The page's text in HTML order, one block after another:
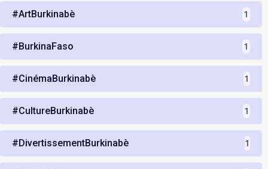
#ArtBurkinabè 1
#BurkinaFaso 1
#CinémaBurkinabè 1
#CultureBurkinabè 1
#DivertissementBurkinabè 1